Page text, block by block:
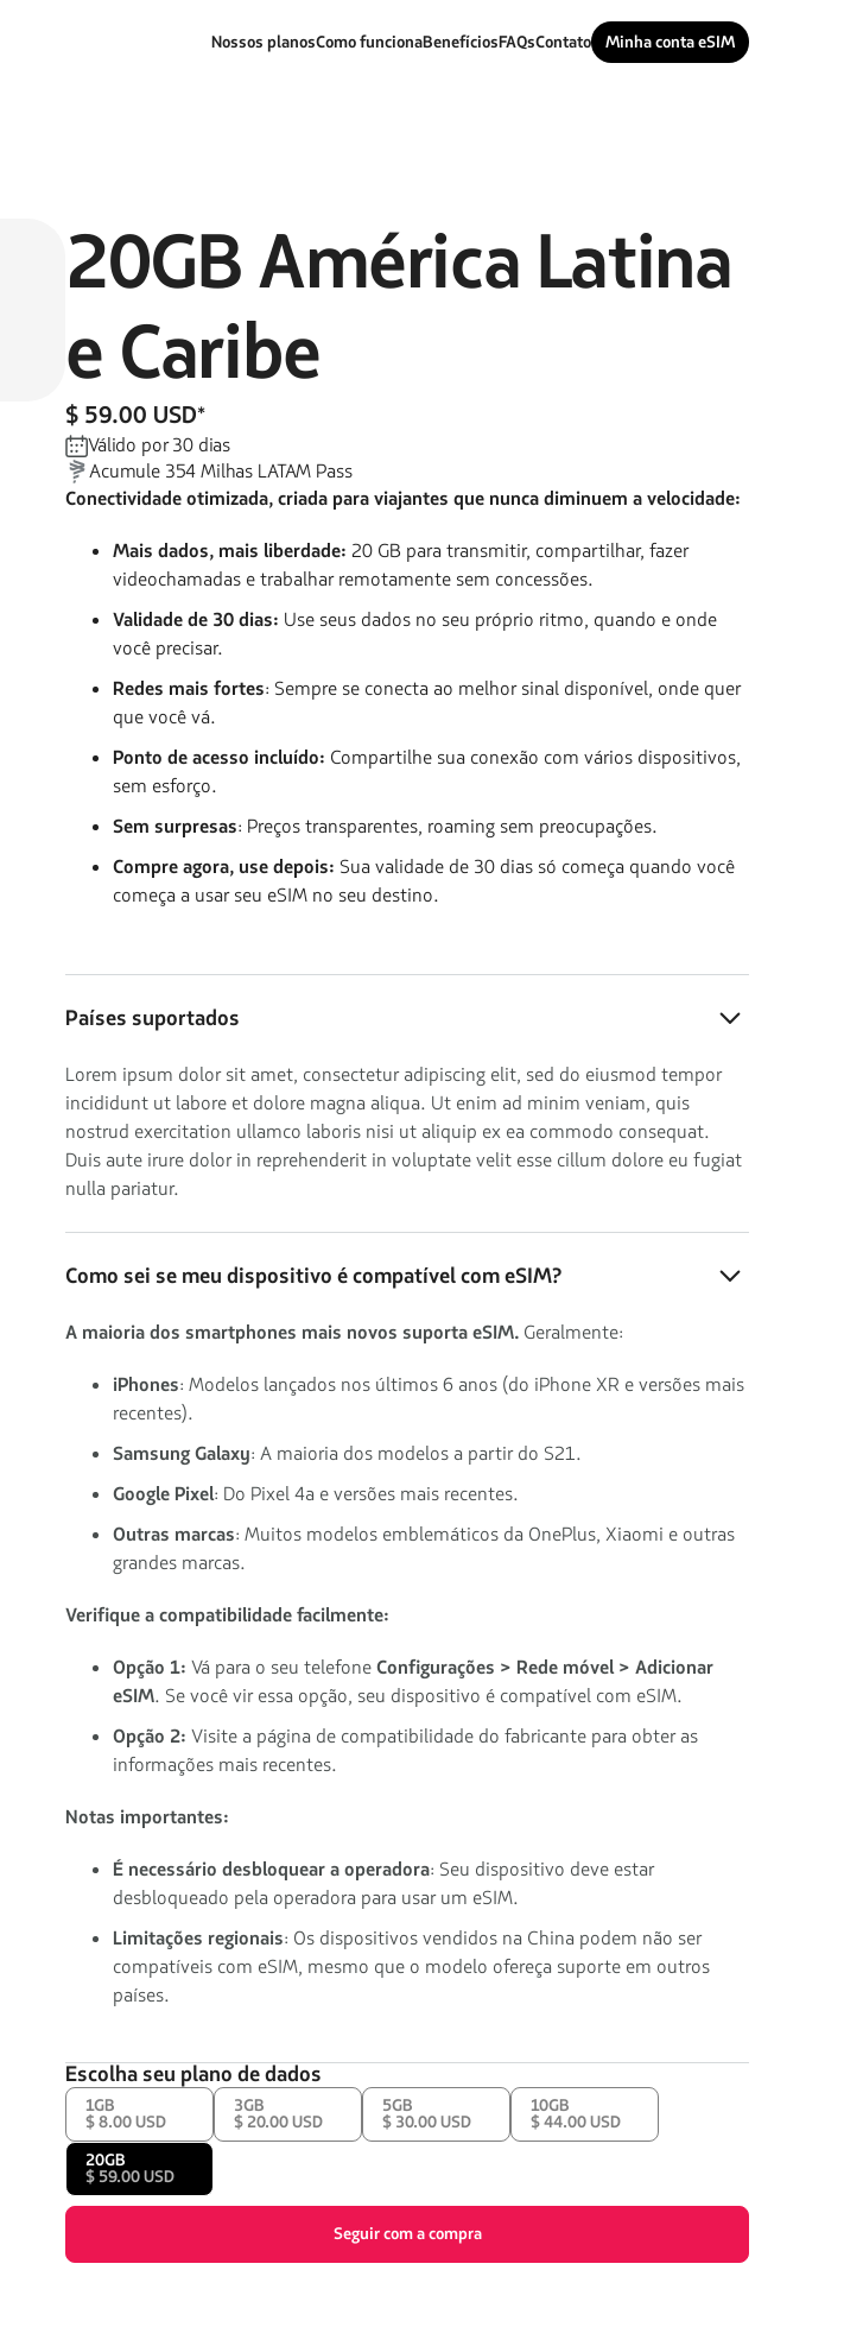
Nossos planosComo funcionaBenefíciosFAQsContato Minha conta eSIM
20GBAmérica Latina
e Caribe
$ 59.00 USD*
Válido por30dias
Acumule 354Milhas LATAM Pass
Conectividade otimizada, criada para viajantes que nunca diminuem a velocidade:
Mais dados, mais liberdade: 20 GB para transmitir, compartilhar, fazer
videochamadas e trabalhar remotamente sem concessões.
Validade de 30 dias: Use seus dados no seu próprio ritmo, quando e onde
você precisar.
Redes mais fortes: Sempre se conecta ao melhor sinal disponível, onde quer
que você vá.
Ponto de acesso incluído: Compartilhe sua conexão com vários dispositivos,
sem esforço.
Sem surpresas: Preços transparentes, roaming sem preocupações.
Compre agora, use depois: Sua validade de 30 dias só começa quando você
começa a usar seu eSIM no seu destino.
Países suportados
Lorem ipsum dolor sit amet, consectetur adipiscing elit, sed do eiusmod tempor
incididunt ut labore et dolore magna aliqua. Ut enim ad minim veniam, quis
nostrud exercitation ullamco laboris nisi ut aliquip ex ea commodo consequat.
Duis aute irure dolor in reprehenderit in voluptate velit esse cillum dolore eu fugiat
nulla pariatur.
Como sei se meu dispositivo é compatível com eSIM?
A maioria dos smartphones mais novos suporta eSIM. Geralmente:
iPhones: Modelos lançados nos últimos 6 anos (do iPhone XR e versões mais
recentes).
Samsung Galaxy: A maioria dos modelos a partir do S21.
Google Pixel: Do Pixel 4a e versões mais recentes.
Outras marcas: Muitos modelos emblemáticos da OnePlus, Xiaomi e outras
grandes marcas.
Verifique a compatibilidade facilmente:
Opção 1: Vá para o seu telefoneConfigurações > Rede móvel > Adicionar
eSIM. Se você vir essa opção, seu dispositivo é compatível com eSIM.
Opção 2: Visite a página de compatibilidade do fabricante para obter as
informações mais recentes.
Notas importantes:
É necessário desbloquear a operadora: Seu dispositivo deve estar
desbloqueado pela operadora para usar um eSIM.
Limitações regionais: Os dispositivos vendidos na China podem não ser
compatíveis com eSIM, mesmo que o modelo ofereça suporte em outros
países.
Escolha seu plano de dados
1GB
$ 8.00 USD
3GB
$ 20.00 USD
5GB
$ 30.00 USD
10GB
$ 44.00 USD
20GB
$ 59.00 USD
Seguir com a compra